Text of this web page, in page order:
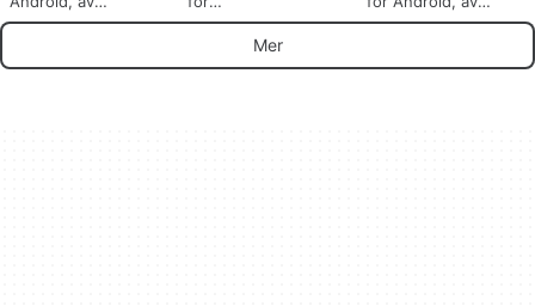
HEARZEST Co.Ltd..
antibiotikabehandling
AliveCor Inc..
Mer